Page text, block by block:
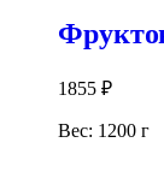
1855 ₽
Вес: 1200 г